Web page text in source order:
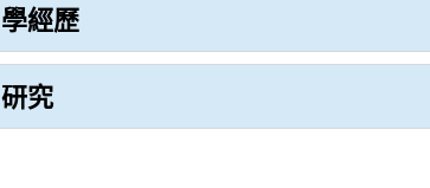
學經歷
研究